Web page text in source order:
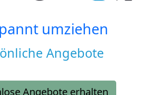
umziehen
Angebote
Angebote erhalten